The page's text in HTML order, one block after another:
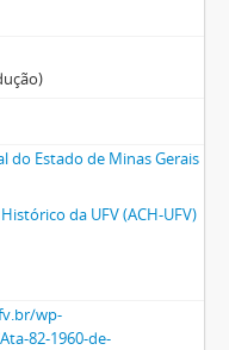
do Estado de Minas Gerais
da UFV (ACH-UFV)
wp-
82-1960-de-